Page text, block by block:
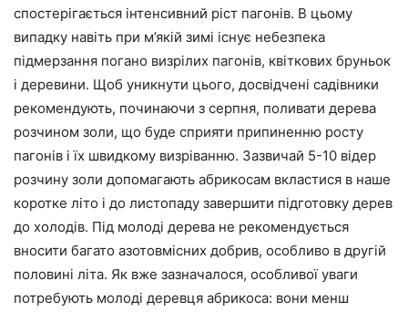
спостерігається інтенсивний ріст пагонів. В цьому
випадку навіть при м’якій зимі існує небезпека
підмерзання погано визрілих пагонів, квіткових бруньок
і деревини. Щоб уникнути цього, досвідчені садівники
рекомендують, починаючи з серпня, поливати дерева
розчином золи, що буде сприяти припиненню росту
пагонів і їх швидкому визріванню. Зазвичай 5-10 відер
розчину золи допомагають абрикосам вкластися в наше
коротке літо і до листопаду завершити підготовку дерев
до холодів. Під молоді дерева не рекомендується
вносити багато азотовмісних добрив, особливо в другій
половині літа. Як вже зазначалося, особливої уваги
потребують молоді деревця абрикоса: вони менш